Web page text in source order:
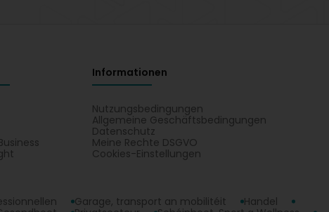
Informationen
Nutzungsbedingungen
Allgemeine Geschäftsbedingungen
Datenschutz
Meine Rechte DSGVO
Cookies-Einstellungen
Garage, transport an mobilitéit
Handel